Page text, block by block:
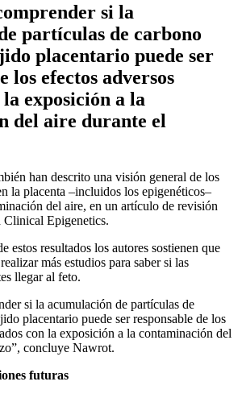
si la
partículas de carbono
placentario puede ser
los efectos adversos
la exposición a la
del aire durante el
han descrito una visión general de los
la placenta –incluidos los epigenéticos–
del aire, en un artículo de revisión
Clinical Epigenetics.
estos resultados los autores sostienen que
más estudios para saber si las
llegar al feto.
si la acumulación de partículas de
placentario puede ser responsable de los
con la exposición a la contaminación del
concluye Nawrot.
futuras